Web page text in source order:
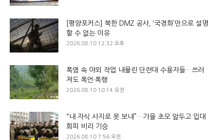
[평양포커스] 북한 DMZ 공사, ‘국경화’만으로 설명
할 수 없는 이유
2026.08.10 12:32 오후
폭염 속 야외 작업 내몰린 단련대 수용자들…쓰러
져도 폭언·폭행
2026.08.10 10:14 오전
“내 자식 사지로 못 보내”…가을 초모 앞두고 입대
회피 비리 기승
2026.08.10 7:56 오전